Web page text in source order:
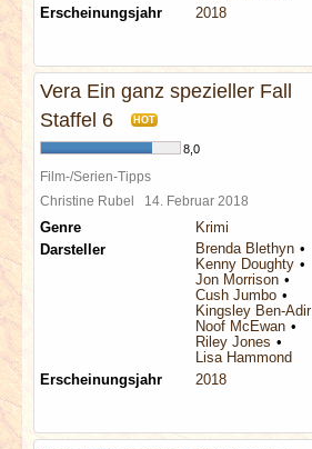
Erscheinungsjahr
2018
Vera Ein ganz spezieller Fall
Staffel 6
HOT
8,0
Film-/Serien-Tipps
Christine Rubel 14. Februar 2018
Genre
Krimi
Darsteller
Brenda Blethyn
Kenny Doughty
Jon Morrison
Cush Jumbo
Kingsley Ben-Adir
Noof McEwan
Riley Jones
Lisa Hammond
Erscheinungsjahr
2018